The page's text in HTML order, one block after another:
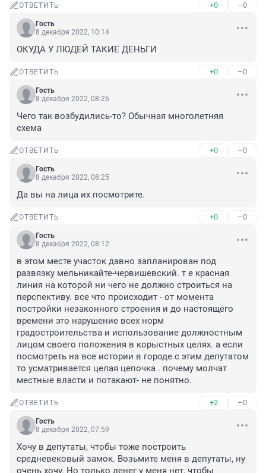
ОТВЕТИТЬ +0 –0
Гость
8 декабря 2022, 10:14
ОКУДА У ЛЮДЕЙ ТАКИЕ ДЕНЬГИ
ОТВЕТИТЬ +0 –0
Гость
8 декабря 2022, 08:26
Чего так возбудились-то? Обычная многолетняя
схема
ОТВЕТИТЬ +0 –0
Гость
8 декабря 2022, 08:25
Да вы на лица их посмотрите.
ОТВЕТИТЬ +0 –0
Гость
8 декабря 2022, 08:12
в этом месте участок давно запланирован под
развязку мельникайте-червишевский. т е красная
линия на которой ни чего не должно строиться на
перспективу. все что происходит - от момента
постройки незаконного строения и до настоящего
времени это нарушение всех норм
градостроительства и использование должностным
лицом своего положения в корыстных целях. а если
посмотреть на все истории в городе с этим депутатом
то усматривается целая цепочка . почему молчат
местные власти и потакают- не понятно.
ОТВЕТИТЬ +2 –0
Гость
8 декабря 2022, 07:59
Хочу в депутаты, чтобы тоже построить
средневековый замок. Возьмите меня в депутаты, ну
очень хочу. Но только денег у меня нет, чтобы